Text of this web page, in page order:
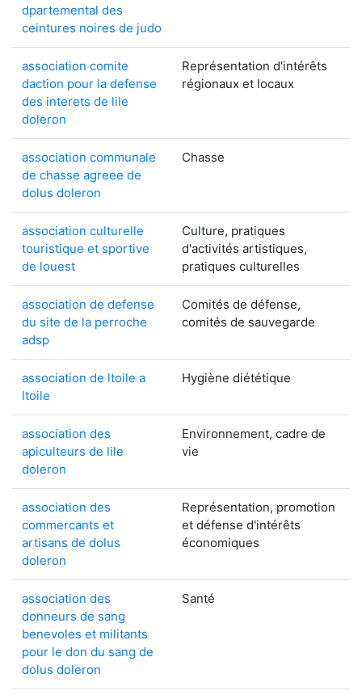
dpartemental des
ceintures noires de judo
association comite
daction pour la defense
des interets de lile
doleron
Représentation d'intérêts
régionaux et locaux
association communale
de chasse agreee de
dolus doleron
Chasse
association culturelle
touristique et sportive
de louest
Culture, pratiques
d'activités artistiques,
pratiques culturelles
association de defense
du site de la perroche
adsp
Comités de défense,
comités de sauvegarde
association de ltoile a
ltoile
Hygiène diététique
association des
apiculteurs de lile
doleron
Environnement, cadre de
vie
association des
commercants et
artisans de dolus
doleron
Représentation, promotion
et défense d'intérêts
économiques
association des
donneurs de sang
benevoles et militants
pour le don du sang de
dolus doleron
Santé